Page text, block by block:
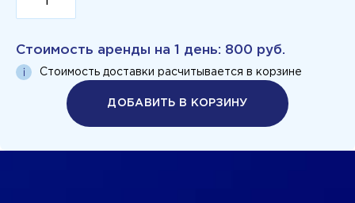
Стоимость аренды на 1 день: 800 руб.
Стоимость доставки расчитывается в корзине
ДОБАВИТЬ В КОРЗИНУ